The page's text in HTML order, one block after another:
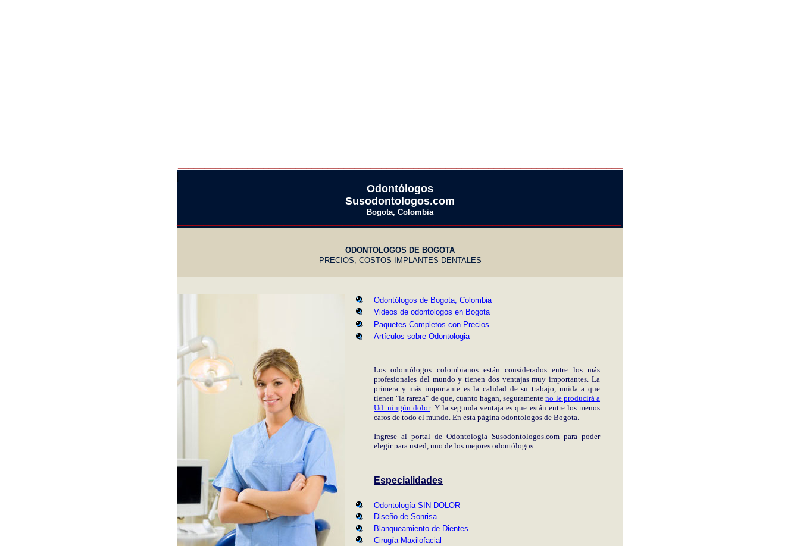
|
Odontólogos
Susodontologos.com
Bogota, Colombia
ODONTOLOGOS DE BOGOTA
PRECIOS, COSTOS IMPLANTES DENTALES
Odontólogos de Bogota, Colombia
Videos de odontologos en Bogota
Paquetes Completos con Precios
Artículos sobre Odontologia
Los odontólogos colombianos están considerados entre los más
profesionales del mundo y tienen dos ventajas muy importantes. La
primera y más importante es la calidad de su trabajo, unida a que
tienen "la rareza" de que, cuanto hagan, seguramenteno le producirá a
Ud. ningún dolor. Y la segunda ventaja es que están entre los menos
caros de todo el mundo. En esta página odontologos de Bogota.
Ingrese al portal de Odontología Susodontologos.com para poder
elegir para usted, uno de los mejores odontólogos.
Especialidades
Odontología SIN DOLOR
Diseño de Sonrisa
Blanqueamiento de Dientes
Cirugía Maxilofacial